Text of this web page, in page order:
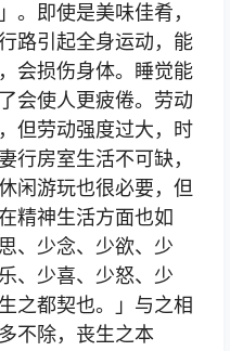
。即使是美味佳肴，
路引起全身运动，能
会损伤身体。睡觉能
会使人更疲倦。劳动
但劳动强度过大，时
行房室生活不可缺，
闲游玩也很必要，但
精神生活方面也如
、少念、少欲、少
、少喜、少怒、少
之都契也。」与之相
不除，丧生之本